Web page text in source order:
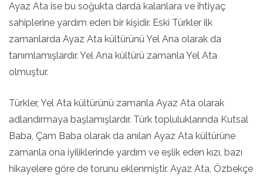
Ayaz Ata ise bu soğukta darda kalanlara ve ihtiyaç
sahiplerine yardım eden bir kişidir. Eski Türkler ilk
zamanlarda Ayaz Ata kültürünü Yel Ana olarak da
tanımlamışlardır. Yel Ana kültürü zamanla Yel Ata
olmuştur.
Türkler, Yel Ata kültürünü zamanla Ayaz Ata olarak
adlandırmaya başlamışlardır. Türk topluluklarında Kutsal
Baba, Çam Baba olarak da anılan Ayaz Ata kültürüne
zamanla ona iyiliklerinde yardım ve eşlik eden kızı, bazı
hikayelere göre de torunu eklenmiştir. Ayaz Ata, Özbekçe